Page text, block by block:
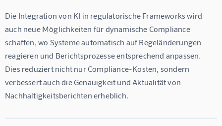
Die Integration von KI in regulatorische Frameworks wird
auch neue Möglichkeiten für dynamische Compliance
schaffen, wo Systeme automatisch auf Regeländerungen
reagieren und Berichtsprozesse entsprechend anpassen.
Dies reduziert nicht nur Compliance-Kosten, sondern
verbessert auch die Genauigkeit und Aktualität von
Nachhaltigkeitsberichten erheblich.